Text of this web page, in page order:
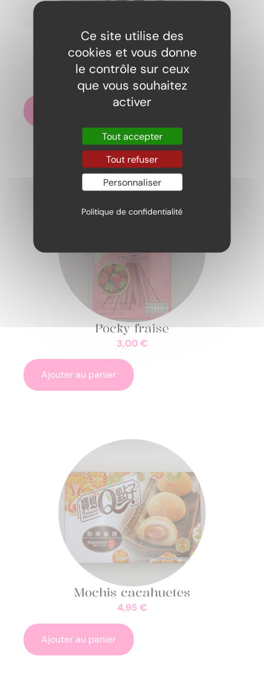
Koala’s march chocolat
Ajouter au panier
Pocky fraise
3,00€
Ajouter au panier
Mochis cacahuetes
4,95 €
Ajouter au panier
Ce site utilise des
cookies et vous donne
le contrôle sur ceux
que vous souhaitez
activer
Tout accepter
Tout refuser
Personnaliser
Politique de confidentialité